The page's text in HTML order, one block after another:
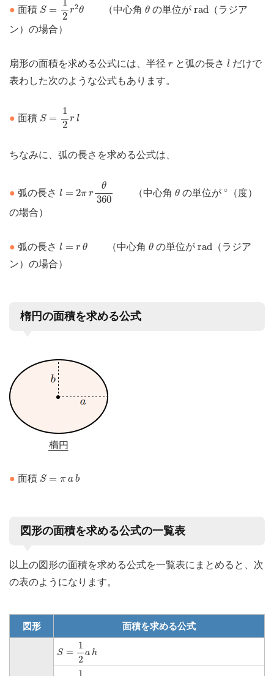
● 面積 S =
2 r2θ（中心角 θ
θの単位が rad
ra d （ラジア
ン）の場合）
扇形の面積を求める公式には、半径 r
r と弧の長さ ll だけで
表わした次のような公式もあります。
● 面積 S =
1
2 rl
2r
ちなみに、弧の長さを求める公式は、
● 弧の長さ l = 2π r
θ
360
360
（中心角θ
θ の単位が∘
∘ （度）
の場合）
● 弧の長さ l = r θ
l= θ （中心角θ
θ の単位がrad
ra d （ラジア
ン）の場合）
楕円の面積を求める公式
● 面積 S = πab
S a b
図形の面積を求める公式の一覧表
以上の図形の面積を求める公式を一覧表にまとめると、次
の表のようになります。
図形 面積を求める公式
S =
1
2
a h
S=12ah
S=12acsinθ